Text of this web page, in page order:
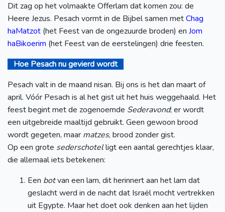
Dit zag op het volmaakte Offerlam dat komen zou: de
Heere Jezus. Pesach vormt in de Bijbel samen metChag
haMatzot (het Feest van de ongezuurde broden) en Jom
haBikoerim (het Feest van de eerstelingen) drie feesten.
Hoe Pesach nu gevierd wordt
Pesach valt in de maand nisan. Bij ons is het dan maart of
april. Vóór Pesach is al het gist uit het huis weggehaald. Het
feest begint met de zogenoemde Sederavond; er wordt
een uitgebreide maaltijd gebruikt. Geen gewoon brood
wordt gegeten, maar matzes, brood zonder gist.
Op een grote sederschotelligt een aantal gerechtjes klaar,
die allemaal iets betekenen:
Een botvan een lam, dit herinnert aan het lam dat
geslacht werd in de nacht dat Israël mocht vertrekken
uit Egypte. Maar het doet ook denken aan het lijden